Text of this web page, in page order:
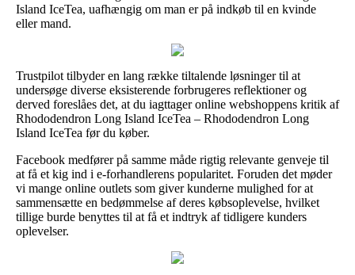
Island IceTea, uafhængig om man er på indkøb til en kvinde
eller mand.
Trustpilot tilbyder en lang række tiltalende løsninger til at
undersøge diverse eksisterende forbrugeres reflektioner og
derved foreslåes det, at du iagttager online webshoppens kritik af
Rhododendron Long Island IceTea – Rhododendron Long
Island IceTea før du køber.
Facebook medfører på samme måde rigtig relevante genveje til
at få et kig ind i e-forhandlerens popularitet. Foruden det møder
vi mange online outlets som giver kunderne mulighed for at
sammensætte en bedømmelse af deres købsoplevelse, hvilket
tillige burde benyttes til at få et indtryk af tidligere kunders
oplevelser.